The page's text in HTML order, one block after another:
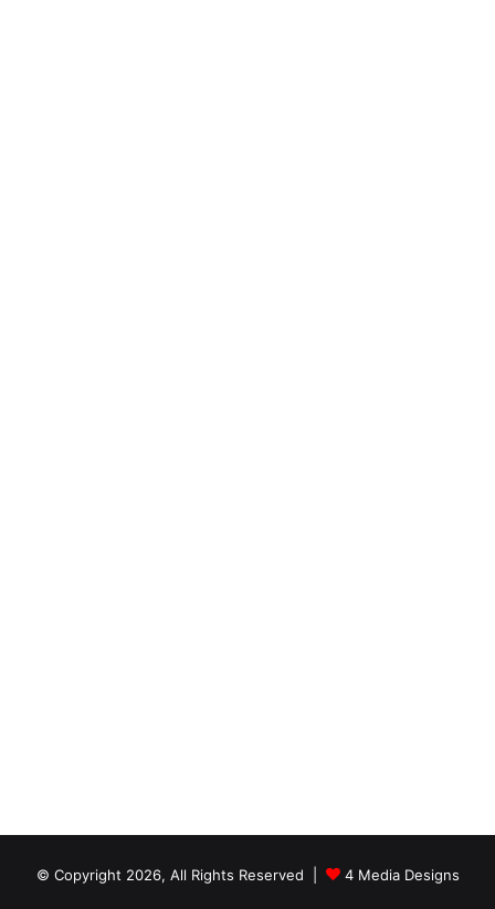
© Copyright 2026, All Rights Reserved | 4 Media Designs